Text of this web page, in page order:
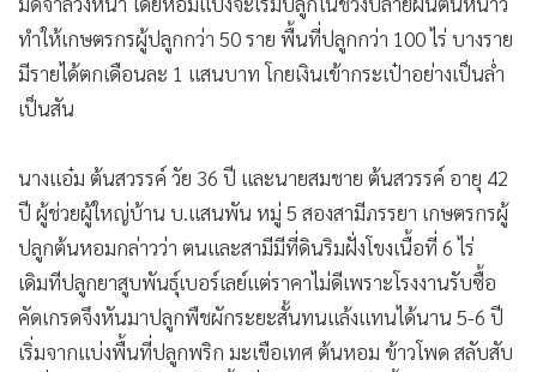
• กองทุนรวม
• Celeb Online
• Factcheck
• News1
• Gotomanager
ทำให้เกษตรกรผู้ปลูกกว่า 50 ราย พื้นที่ปลูกกว่า 100 ไร่ บางราย
มีรายได้ตกเดือนละ 1 แสนบาท โกยเงินเข้ากระเป๋าอย่างเป็นล่ำ
เป็นสัน
นางแอ๋ม ต้นสวรรค์ วัย 36 ปี และนายสมชาย ต้นสวรรค์ อายุ 42
ปี ผู้ช่วยผู้ใหญ่บ้าน บ.แสนพัน หมู่ 5 สองสามีภรรยา เกษตรกรผู้
ปลูกต้นหอมกล่าวว่า ตนและสามีมีที่ดินริมฝั่งโขงเนื้อที่ 6 ไร่
เดิมทีปลูกยาสูบพันธุ์เบอร์เลย์แต่ราคาไม่ดีเพราะโรงงานรับซื้อ
คัดเกรดจึงหันมาปลูกพืชผักระยะสั้นทนแล้งแทนได้นาน 5-6 ปี
เริ่มจากแบ่งพื้นที่ปลูกพริก มะเขือเทศ ต้นหอม ข้าวโพด สลับสับ